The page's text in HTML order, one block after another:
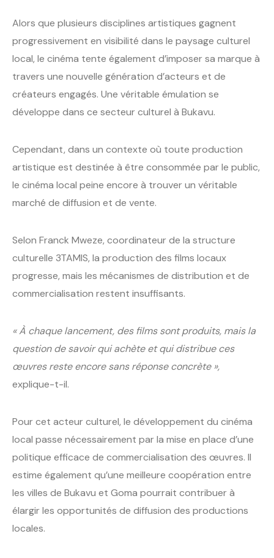
Alors que plusieurs disciplines artistiques gagnent
progressivement en visibilité dans le paysage culturel
local, le cinéma tente également d’imposer sa marque à
travers une nouvelle génération d’acteurs et de
créateurs engagés. Une véritable émulation se
développe dans ce secteur culturel à Bukavu.
Cependant, dans un contexte où toute production
artistique est destinée à être consommée par le public,
le cinéma local peine encore à trouver un véritable
marché de diffusion et de vente.
Selon Franck Mweze, coordinateur de la structure
culturelle 3TAMIS, la production des films locaux
progresse, mais les mécanismes de distribution et de
commercialisation restent insuffisants.
« À chaque lancement, des films sont produits, mais la
question de savoir qui achète et qui distribue ces
œuvres reste encore sans réponse concrète »,
explique-t-il.
Pour cet acteur culturel, le développement du cinéma
local passe nécessairement par la mise en place d’une
politique efficace de commercialisation des œuvres. Il
estime également qu’une meilleure coopération entre
les villes de Bukavu et Goma pourrait contribuer à
élargir les opportunités de diffusion des productions
locales.